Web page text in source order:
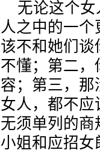
无论这个女
人之中的一
该不和她们
不懂；第二
容；第三，
女人，都不
无须单列的
小姐和应招